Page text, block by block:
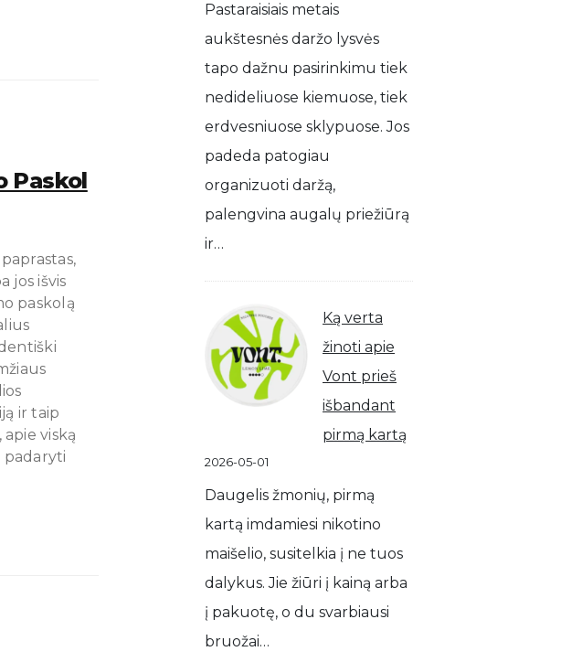
Paskol
jos išvis
paskolą
ir taip
viską
padaryti
Pastaraisiais metais
aukštesnės daržo lysvės
tapo dažnu pasirinkimu tiek
nedideliuose kiemuose, tiek
erdvesniuose sklypuose. Jos
padeda patogiau
organizuoti daržą,
palengvina augalų priežiūrą
ir…
Ką verta
žinoti apie
Vont prieš
išbandant
pirmą kartą
2026-05-01
Daugelis žmonių, pirmą
kartą imdamiesi nikotino
maišelio, susitelkia į ne tuos
dalykus. Jie žiūri į kainą arba
į pakuotę, o du svarbiausi
bruožai…